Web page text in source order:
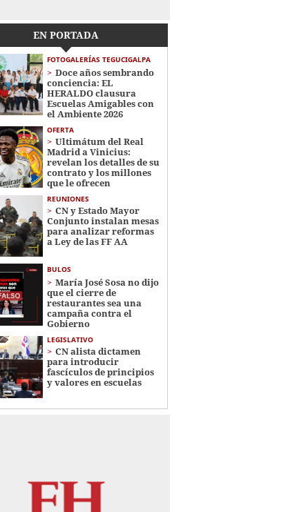
EN PORTADA
FOTOGALERÍAS TEGUCIGALPA
Doce años sembrando
conciencia: EL
HERALDO clausura
Escuelas Amigables con
el Ambiente 2026
OFERTA
Ultimátum del Real
Madrid a Vinicius:
revelan los detalles de su
contrato y los millones
que le ofrecen
REUNIONES
CN y Estado Mayor
Conjunto instalan mesas
para analizar reformas
a Ley de las FF AA
BULOS
María José Sosa no dijo
que el cierre de
restaurantes sea una
campaña contra el
Gobierno
LEGISLATIVO
CN alista dictamen
para introducir
fascículos de principios
y valores en escuelas